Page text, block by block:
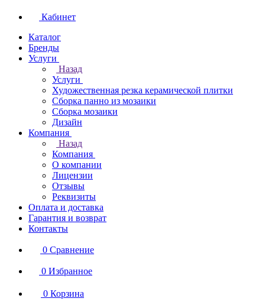
Кабинет
Каталог
Бренды
Услуги
Назад
Услуги
Художественная резка керамической плитки
Сборка панно из мозаики
Сборка мозаики
Дизайн
Компания
Назад
Компания
О компании
Лицензии
Отзывы
Реквизиты
Оплата и доставка
Гарантия и возврат
Контакты
0 Сравнение
0 Избранное
0 Корзина